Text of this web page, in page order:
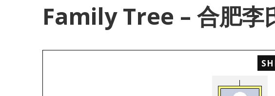
Family Tree – 合肥李